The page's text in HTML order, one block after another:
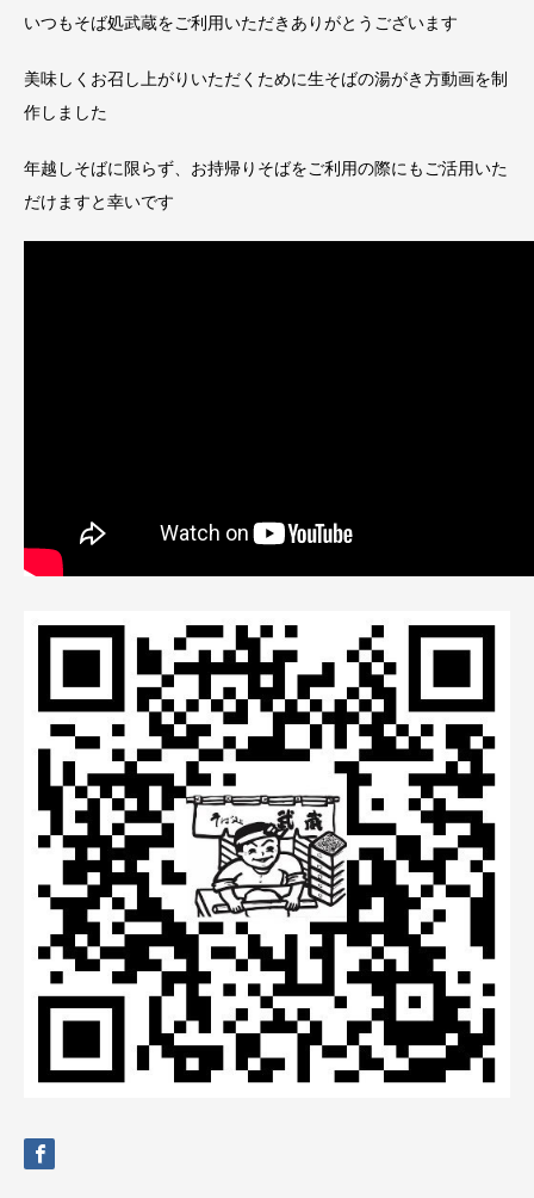
いつもそば処武蔵をご利用いただきありがとうございます
美味しくお召し上がりいただくために生そばの湯がき方動画を制
作しました
年越しそばに限らず、お持帰りそばをご利用の際にもご活用いた
だけますと幸いです